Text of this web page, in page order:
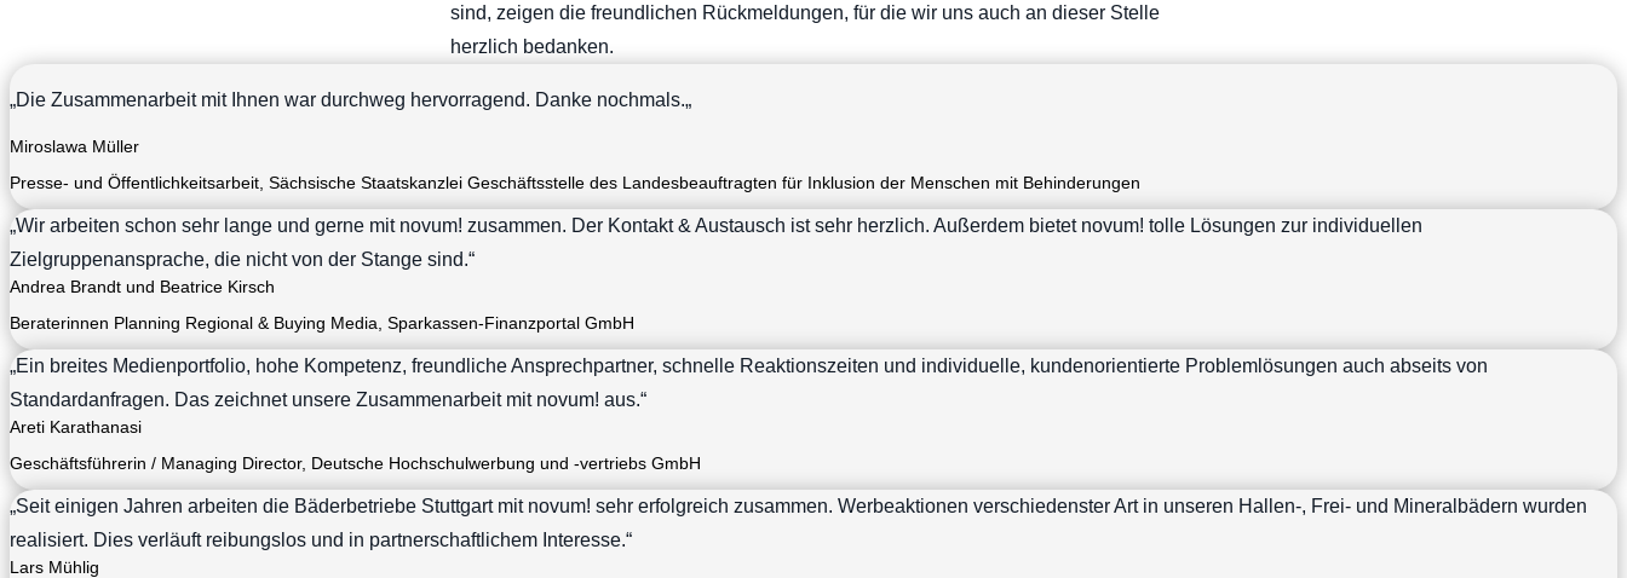
sind, zeigen die freundlichen Rückmeldungen, für die wir uns auch an dieser Stelle
herzlich bedanken.
„Die Zusammenarbeit mit Ihnen war durchweg hervorragend. Danke nochmals.„
Miroslawa Müller
Presse- und Öffentlichkeitsarbeit Sächsische Staatskanzlei Geschäftsstelle des Landesbeauftragten für Inklusion der Menschen mit Behinderungen
„Wir arbeiten schon sehr lange und gerne mit novum! zusammen. Der Kontakt & Austausch ist sehr herzlich. Außerdem bietet novum! tolle Lösungen zur individuellen
Zielgruppenansprache, die nicht von der Stange sind.“
Andrea Brandt und Beatrice Kirsch
Beraterinnen Planning Regional & Buying Media Sparkassen-Finanzportal GmbH
„Ein breites Medienportfolio, hohe Kompetenz, freundliche Ansprechpartner, schnelle Reaktionszeiten und individuelle, kundenorientierte Problemlösungen auch abseits von
Standardanfragen. Das zeichnet unsere Zusammenarbeit mit novum! aus.“
Areti Karathanasi
Geschäftsführerin / Managing Director, Deutsche Hochschulwerbung und -vertriebs GmbH
„Seit einigen Jahren arbeiten die Bäderbetriebe Stuttgart mit novum! sehr erfolgreich zusammen. Werbeaktionen verschiedenster Art in unseren Hallen-, Frei- und Mineralbädern wurden
realisiert. Dies verläuft reibungslos und in partnerschaftlichem Interesse.“
Lars Mühlig